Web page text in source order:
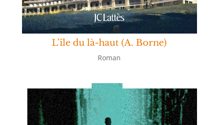
L’île du là-haut (A. Borne)
Roman